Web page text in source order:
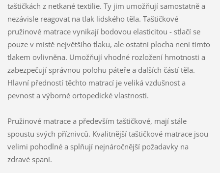
taštičkách z netkané textilie. Ty jim umožňují samostatně a
nezávisle reagovat na tlak lidského těla. Taštičkové
pružinové matrace vynikají bodovou elasticitou - stlačí se
pouze v místě největšího tlaku, ale ostatní plocha není tímto
tlakem ovlivněna. Umožňují vhodné rozložení hmotnosti a
zabezpečují správnou polohu páteře a dalších částí těla.
Hlavní předností těchto matrací je veliká vzdušnost a
pevnost a výborné ortopedické vlastnosti.
Pružinové matrace a především taštičkové, mají stále
spoustu svých příznivců. Kvalitnější taštičkové matrace jsou
velimi pohodlné a splňují nejnáročnější požadavky na
zdravé spaní.